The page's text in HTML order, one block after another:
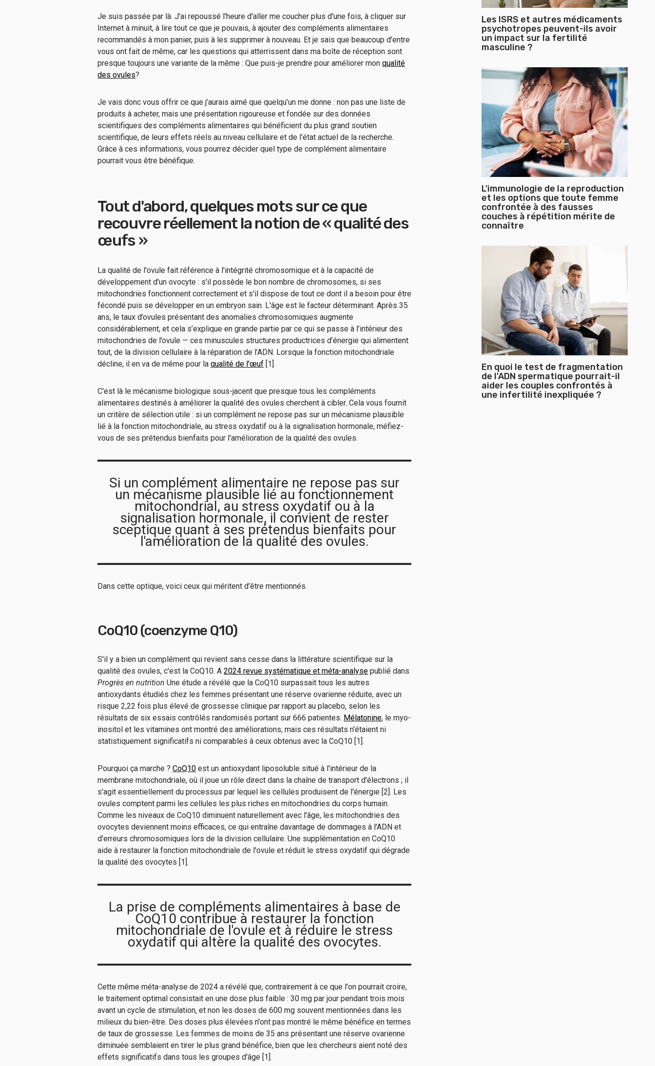
Je suis passée par là. J'ai repoussé l'heure d'aller me coucher plus d'une fois, à cliquer sur
Internet à minuit, à lire tout ce que je pouvais, à ajouter des compléments alimentaires
recommandés à mon panier, puis à les supprimer à nouveau. Et je sais que beaucoup d'entre
vous ont fait de même, car les questions qui atterrissent dans ma boîte de réception sont
presque toujours une variante de la même : Que puis-je prendre pour améliorer mon qualité
des ovules?
Je vais donc vous offrir ce que j’aurais aimé que quelqu’un me donne : non pas une liste de
produits à acheter, mais une présentation rigoureuse et fondée sur des données
scientifiques des compléments alimentaires qui bénéficient du plus grand soutien
scientifique, de leurs effets réels au niveau cellulaire et de l’état actuel de la recherche.
Grâce à ces informations, vous pourrez décider quel type de complément alimentaire
pourrait vous être bénéfique.
Tout d'abord, quelques mots sur ce que
recouvre réellement la notion de « qualité des
œufs »
La qualité de l'ovule fait référence à l'intégrité chromosomique et à la capacité de
développement d'un ovocyte : s'il possède le bon nombre de chromosomes, si ses
mitochondries fonctionnent correctement et s'il dispose de tout ce dont il a besoin pour être
fécondé puis se développer en un embryon sain. L'âge est le facteur déterminant. Après 35
ans, le taux d’ovules présentant des anomalies chromosomiques augmente
considérablement, et cela s’explique en grande partie par ce qui se passe à l’intérieur des
mitochondries de l’ovule — ces minuscules structures productrices d’énergie qui alimentent
tout, de la division cellulaire à la réparation de l’ADN. Lorsque la fonction mitochondriale
décline, il en va de même pour la qualité de l'œuf [1].
C'est là le mécanisme biologique sous-jacent que presque tous les compléments
alimentaires destinés à améliorer la qualité des ovules cherchent à cibler. Cela vous fournit
un critère de sélection utile : si un complément ne repose pas sur un mécanisme plausible
lié à la fonction mitochondriale, au stress oxydatif ou à la signalisation hormonale, méfiez-
vous de ses prétendus bienfaits pour l'amélioration de la qualité des ovules.
Si un complément alimentaire ne repose pas sur
un mécanisme plausible lié au fonctionnement
mitochondrial, au stress oxydatif ou à la
signalisation hormonale, il convient de rester
sceptique quant à ses prétendus bienfaits pour
l'amélioration de la qualité des ovules.
Dans cette optique, voici ceux qui méritent d'être mentionnés.
CoQ10 (coenzyme Q10)
S'il y a bien un complément qui revient sans cesse dans la littérature scientifique sur la
qualité des ovules, c'est la CoQ10. A 2024 revue systématique et méta-analyse publié dans
Progrès en nutrition Une étude a révélé que la CoQ10 surpassait tous les autres
antioxydants étudiés chez les femmes présentant une réserve ovarienne réduite, avec un
risque 2,22 fois plus élevé de grossesse clinique par rapport au placebo, selon les
résultats de six essais contrôlés randomisés portant sur 666 patientes. Mélatonine, le myo-
inositol et les vitamines ont montré des améliorations, mais ces résultats n'étaient ni
statistiquement significatifs ni comparables à ceux obtenus avec la CoQ10 [1].
Pourquoi ça marche ? CoQ10 est un antioxydant liposoluble situé à l'intérieur de la
membrane mitochondriale, où il joue un rôle direct dans la chaîne de transport d'électrons ; il
s'agit essentiellement du processus par lequel les cellules produisent de l'énergie [2]. Les
ovules comptent parmi les cellules les plus riches en mitochondries du corps humain.
Comme les niveaux de CoQ10 diminuent naturellement avec l'âge, les mitochondries des
ovocytes deviennent moins efficaces, ce qui entraîne davantage de dommages à l'ADN et
d'erreurs chromosomiques lors de la division cellulaire. Une supplémentation en CoQ10
aide à restaurer la fonction mitochondriale de l'ovule et réduit le stress oxydatif qui dégrade
la qualité des ovocytes [1].
La prise de compléments alimentaires à base de
CoQ10 contribue à restaurer la fonction
mitochondriale de l'ovule et à réduire le stress
oxydatif qui altère la qualité des ovocytes.
Cette même méta-analyse de 2024 a révélé que, contrairement à ce que l'on pourrait croire,
le traitement optimal consistait en une dose plus faible : 30 mg par jour pendant trois mois
avant un cycle de stimulation, et non les doses de 600 mg souvent mentionnées dans les
milieux du bien-être. Des doses plus élevées n'ont pas montré le même bénéfice en termes
de taux de grossesse. Les femmes de moins de 35 ans présentant une réserve ovarienne
diminuée semblaient en tirer le plus grand bénéfice, bien que les chercheurs aient noté des
effets significatifs dans tous les groupes d'âge [1].
Les ISRS et autres médicaments
psychotropes peuvent-ils avoir
un impact sur la fertilité
masculine ?
L'immunologie de la reproduction
et les options que toute femme
confrontée à des fausses
couches à répétition mérite de
connaître
En quoi le test de fragmentation
de l'ADN spermatique pourrait-il
aider les couples confrontés à
une infertilité inexpliquée ?